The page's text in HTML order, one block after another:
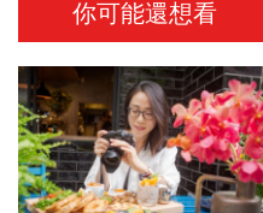
你可能還想看